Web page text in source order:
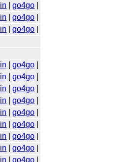
|go4go
|go4go
|go4go
|go4go
|go4go
|go4go
|go4go
|go4go
|go4go
|go4go
|go4go
|go4go